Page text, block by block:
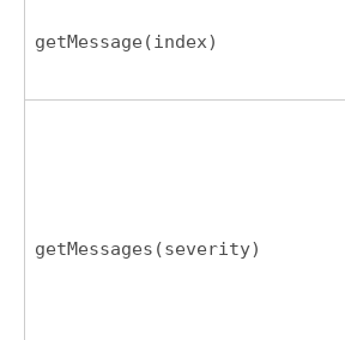
getMessage(index)
getMessages(severity)